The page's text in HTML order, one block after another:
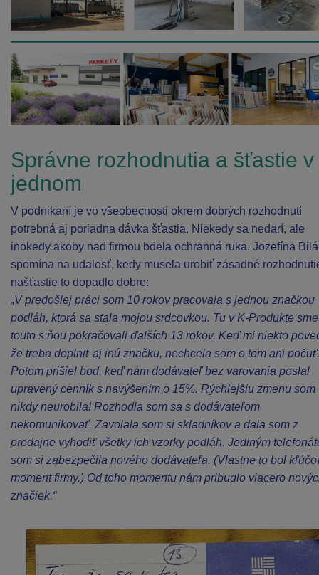
Správne rozhodnutia a šťastie v
jednom
V podnikaní je vo všeobecnosti okrem dobrých rozhodnutí
potrebná aj poriadna dávka šťastia. Niekedy sa nedarí, ale
inokedy akoby nad firmou bdela ochranná ruka. Jozefína Bilá
spomína na udalosť, kedy musela urobiť zásadné
našťastie to dopadlo dobre:
„V predošlej práci som 10 rokov pracovala s jednou značkou
podláh, ktorá sa stala mojou srdcovkou. Tu v K-Produkte
touto s ňou pokračovali ďalších 13 rokov. Keď mi niekto
že treba doplniť aj inú značku, nechcela som o tom ani počuť.
Potom prišiel bod, keď nám dodávateľ bez varovania poslal
upravený cenník s navýšením o 15%. Rýchlejšiu zmenu som
nikdy neurobila! Rozhodla som sa s dodávateľom
nekomunikovať. Zavolala som si skladníkov a dala som z
predajne vyhodiť všetky ich vzorky podláh. Jediným
som si zabezpečila nového dodávateľa. (Vlastne to bol
moment firmy.) Od toho momentu nám pribudlo viacero
značiek.“